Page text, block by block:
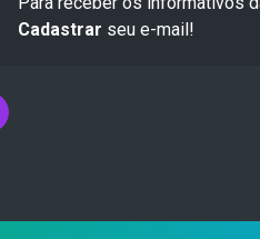
Cadastrar seu e-mail!